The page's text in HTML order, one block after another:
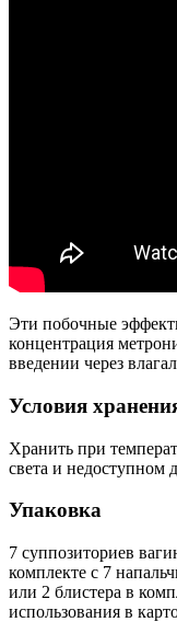
Эти побочные
концентрация
введении через
Условия
Хранить при
света и недоступном
Упаковка
7 суппозиториев
комплекте с 7
или 2 блистера в
использования в